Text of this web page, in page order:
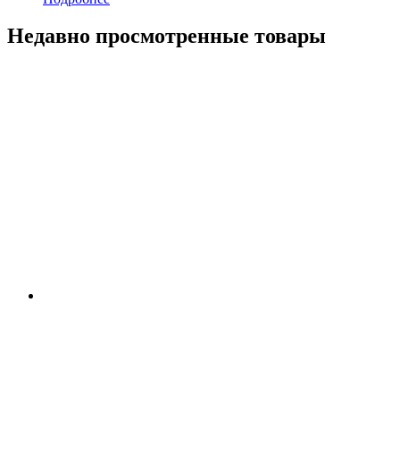
Недавно просмотренные товары